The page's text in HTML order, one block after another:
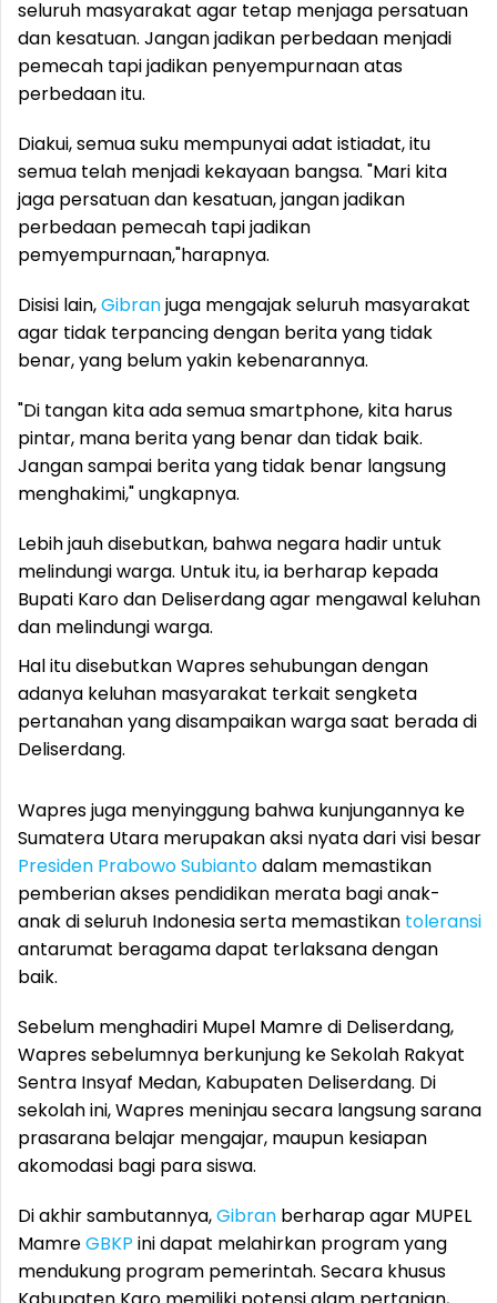
seluruh masyarakat agar tetap menjaga persatuan
dan kesatuan. Jangan jadikan perbedaan menjadi
pemecah tapi jadikan penyempurnaan atas
perbedaan itu.
Diakui, semua suku mempunyai adat istiadat, itu
semua telah menjadi kekayaan bangsa. "Mari kita
jaga persatuan dan kesatuan, jangan jadikan
perbedaan pemecah tapi jadikan
pemyempurnaan,"harapnya.
Disisi lain,Gibranjuga mengajak seluruh masyarakat
agar tidak terpancing dengan berita yang tidak
benar, yang belum yakin kebenarannya.
"Di tangan kita ada semua smartphone, kita harus
pintar, mana berita yang benar dan tidak baik.
Jangan sampai berita yang tidak benar langsung
menghakimi," ungkapnya.
Lebih jauh disebutkan, bahwa negara hadir untuk
melindungi warga. Untuk itu, ia berharap kepada
Bupati Karo dan Deliserdang agar mengawal keluhan
dan melindungi warga.
Hal itu disebutkan Wapres sehubungan dengan
adanya keluhan masyarakat terkait sengketa
pertanahan yang disampaikan warga saat berada di
Deliserdang.
Wapres juga menyinggung bahwa kunjungannya ke
Sumatera Utara merupakan aksi nyata dari visi besar
Presiden Prabowo Subiantodalam memastikan
pemberian akses pendidikan merata bagi anak-
anak di seluruh Indonesia serta memastikan toleransi
antarumat beragama dapat terlaksana dengan
baik.
Sebelum menghadiri Mupel Mamre di Deliserdang,
Wapres sebelumnya berkunjung ke Sekolah Rakyat
Sentra Insyaf Medan, Kabupaten Deliserdang. Di
sekolah ini, Wapres meninjau secara langsung sarana
prasarana belajar mengajar, maupun kesiapan
akomodasi bagi para siswa.
Di akhir sambutannya,Gibran berharap agar MUPEL
MamreGBKP ini dapat melahirkan program yang
mendukung program pemerintah. Secara khusus